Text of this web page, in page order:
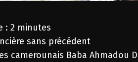
:2 minutes
sans précédent
camerounais Baba